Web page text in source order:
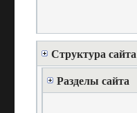
Структура сайта
Разделы сайта